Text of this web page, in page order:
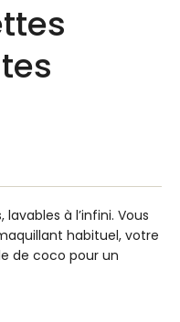
à l’infini. Vous
habituel, votre
de coco pour un